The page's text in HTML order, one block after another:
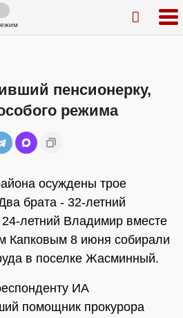
пенсионерку,
режима
осуждены трое
брата - 32-летний
летний Владимир вместе
Капковым 8 июня собирали
в поселке Жасминный.
ИА
помощник прокурора